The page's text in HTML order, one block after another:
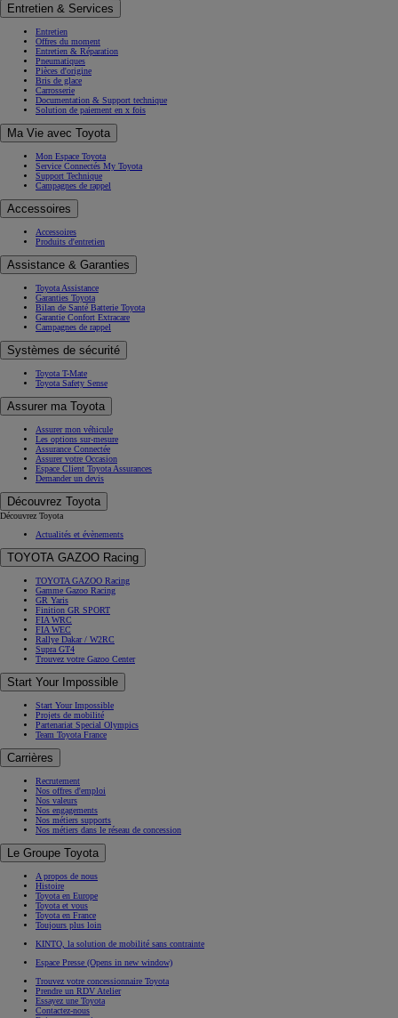
Entretien & Services
Entretien
Offres du moment
Entretien & Réparation
Pneumatiques
Pièces d'origine
Bris de glace
Carrosserie
Documentation & Support technique
Solution de paiement en x fois
Ma Vie avec Toyota
Mon Espace Toyota
Service Connectés My Toyota
Support Technique
Campagnes de rappel
Accessoires
Accessoires
Produits d'entretien
Assistance & Garanties
Toyota Assistance
Garanties Toyota
Bilan de Santé Batterie Toyota
Garantie Confort Extracare
Campagnes de rappel
Systèmes de sécurité
Toyota T-Mate
Toyota Safety Sense
Assurer ma Toyota
Assurer mon véhicule
Les options sur-mesure
Assurance Connectée
Assurer votre Occasion
Espace Client Toyota Assurances
Demander un devis
Découvrez Toyota
Découvrez Toyota
Actualités et évènements
TOYOTA GAZOO Racing
TOYOTA GAZOO Racing
Gamme Gazoo Racing
GR Yaris
Finition GR SPORT
FIA WRC
FIA WEC
Rallye Dakar / W2RC
Supra GT4
Trouvez votre Gazoo Center
Start Your Impossible
Start Your Impossible
Projets de mobilité
Partenariat Special Olympics
Team Toyota France
Carrières
Recrutement
Nos offres d'emploi
Nos valeurs
Nos engagements
Nos métiers supports
Nos métiers dans le réseau de concession
Le Groupe Toyota
A propos de nous
Histoire
Toyota en Europe
Toyota et vous
Toyota en France
Toujours plus loin
KINTO, la solution de mobilité sans contrainte
Espace Presse (Opens in new window)
Trouvez votre concessionnaire Toyota
Prendre un RDV Atelier
Essayez une Toyota
Contactez-nous